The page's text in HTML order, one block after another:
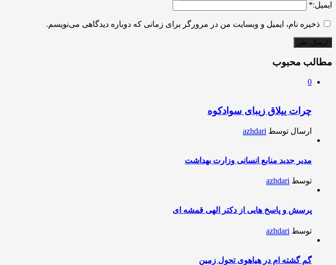
ایمیل:*
ذخیره نام، ایمیل و وبسایت من در مرورگر برای زمانی که دوباره دیدگاهی می‌نویسم.
مطالب محبوب
0
چرات ییلاق زیبای سوادکوه
ارسال توسط azhdari
مدیر جدید منابع انسانی وزارت بهداشت
توسط azhdari
پرسش و پاسخ هایی از دکتر الهی قمشه ای
توسط azhdari
گم گشته ام در هیاهوی تحول زمین